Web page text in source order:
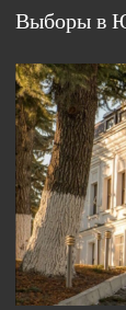
Выборы в